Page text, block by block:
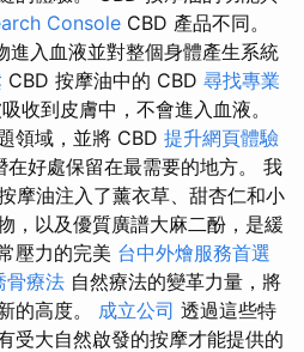
Console CBD 產品不同。
進入血液並對整個身體產生系統
CBD 按摩油中的 CBD 尋找專業
收到皮膚中，不會進入血液。
領域，並將 CBD 提升網頁體驗
在好處保留在最需要的地方。 我
摩油注入了薰衣草、甜杏仁和小
，以及優質廣譜大麻二酚，是緩
壓力的完美 台中外燴服務首選
骨療法 自然療法的變革力量，將
的高度。 成立公司 透過這些特
受大自然啟發的按摩才能提供的